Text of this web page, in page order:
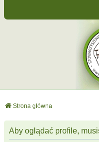
Strona główna
Aby oglądać profile,